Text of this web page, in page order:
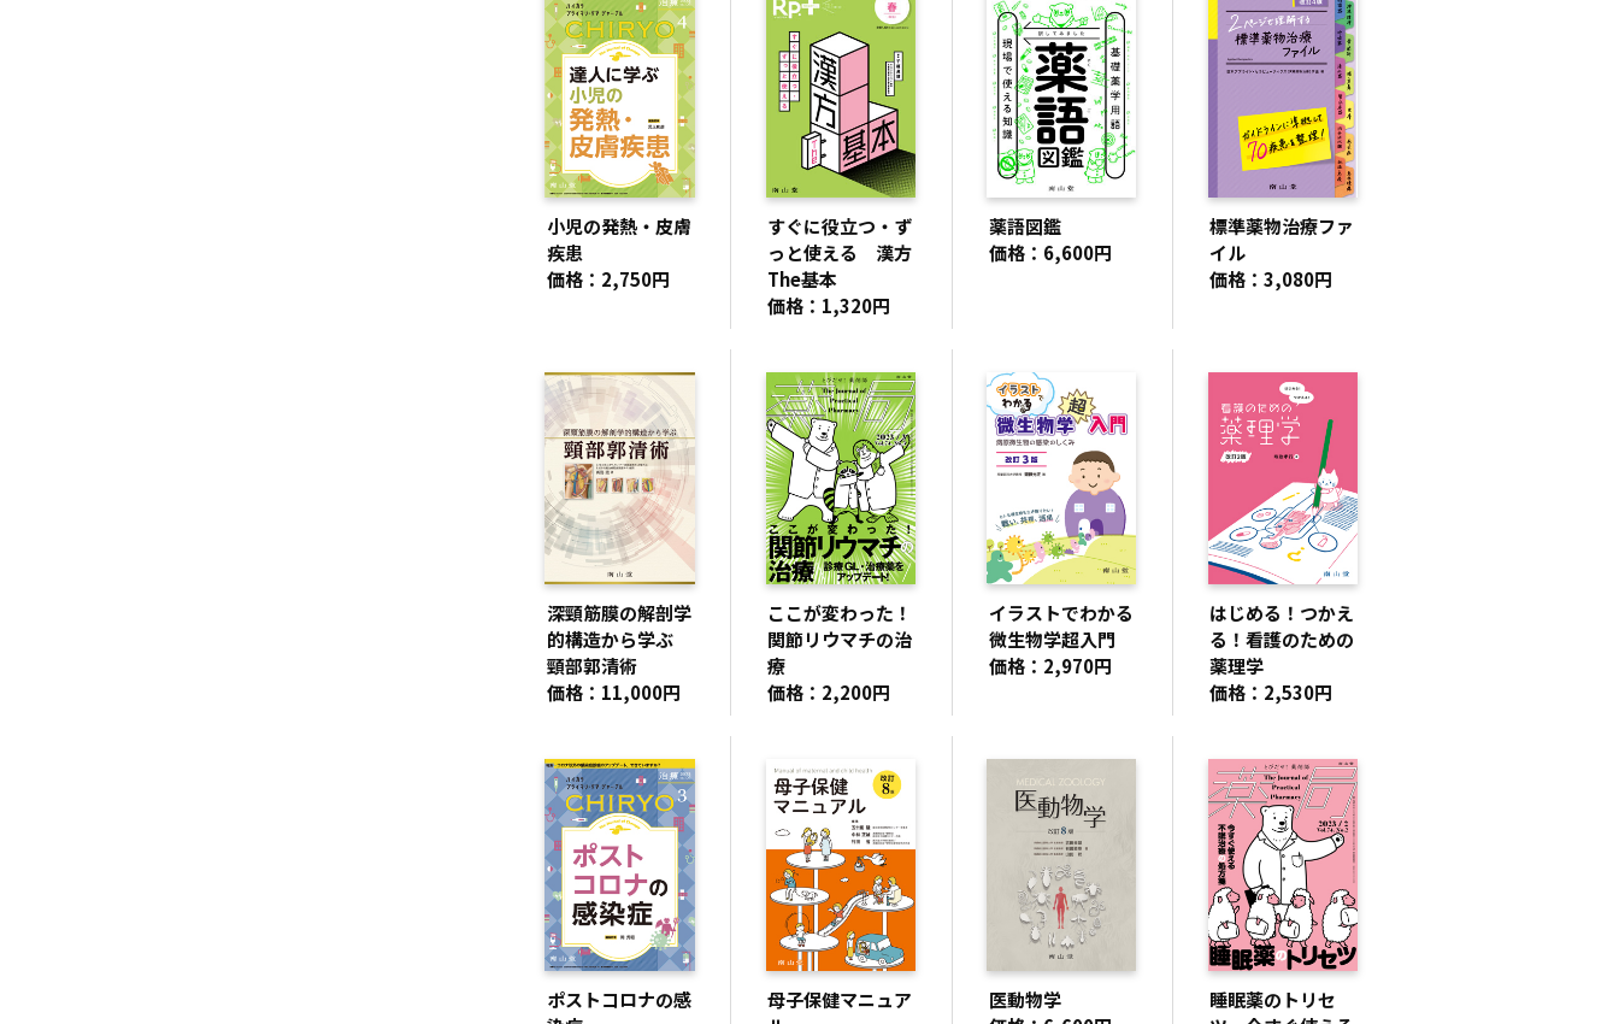
小児の発熱・皮膚
疾患
価格：2,750円
すぐに役立つ・ず
っと使える 漢方
The基本
価格：1,320円
薬語図鑑
価格：6,600円
標準薬物治療ファ
イル
価格：3,080円
深頸筋膜の解剖学
的構造から学ぶ
頸部郭清術
価格：11,000円
ここが変わった！
関節リウマチの治
療
価格：2,200円
イラストでわかる
微生物学超入門
価格：2,970円
はじめる！つかえ
る！看護のための
薬理学
価格：2,530円
ポストコロナの感
母子保健マニュア
医動物学
睡眠薬のトリセ